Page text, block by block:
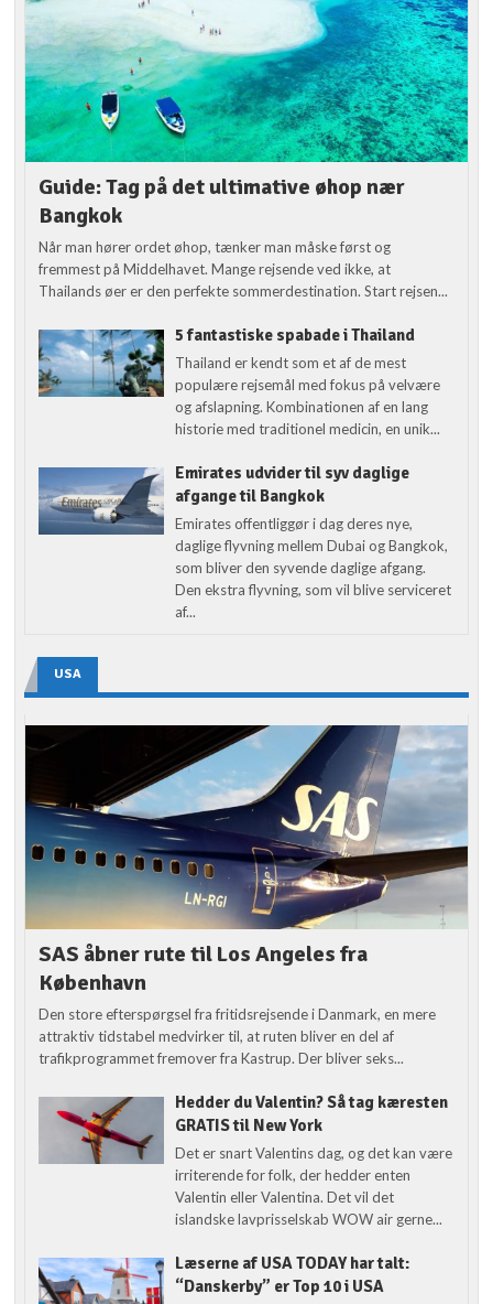
Guide: Tag på det ultimative øhop nær
Bangkok
Når man hører ordet øhop, tænker man måske først og
fremmest på Middelhavet. Mange rejsende ved ikke, at
Thailands øer er den perfekte sommerdestination. Start rejsen...
5 fantastiske spabade i Thailand
Thailand er kendt som et af de mest
populære rejsemål med fokus på velvære
og afslapning. Kombinationen af en lang
historie med traditionel medicin, en unik...
Emirates udvider til syv daglige
afgange til Bangkok
Emirates offentliggør i dag deres nye,
daglige flyvning mellem Dubai og Bangkok,
som bliver den syvende daglige afgang.
Den ekstra flyvning, som vil blive serviceret
af...
USA
SAS åbner rute til Los Angeles fra
København
Den store efterspørgsel fra fritidsrejsende i Danmark, en mere
attraktiv tidstabel medvirker til, at ruten bliver en del af
trafikprogrammet fremover fra Kastrup. Der bliver seks...
Hedder du Valentin? Så tag kæresten
GRATIS til New York
Det er snart Valentins dag, og det kan være
irriterende for folk, der hedder enten
Valentin eller Valentina. Det vil det
islandske lavprisselskab WOW air gerne...
Læserne af USA TODAY har talt:
“Danskerby” er Top 10 i USA